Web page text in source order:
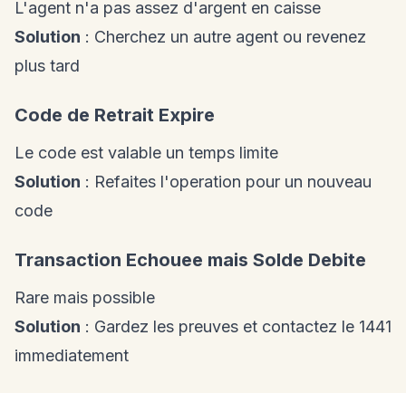
L'agent n'a pas assez d'argent en caisse
Solution : Cherchez un autre agent ou revenez
plus tard
Code de Retrait Expire
Le code est valable un temps limite
Solution : Refaites l'operation pour un nouveau
code
Transaction Echouee mais Solde Debite
Rare mais possible
Solution : Gardez les preuves et contactez le 1441
immediatement